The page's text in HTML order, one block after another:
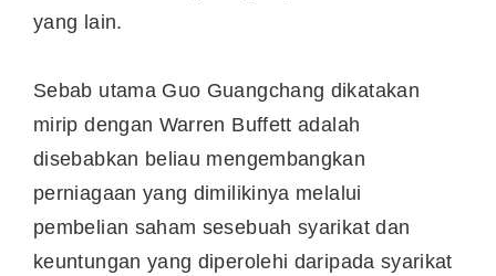
yang lain.
Sebab utama Guo Guangchang dikatakan
mirip dengan Warren Buffett adalah
disebabkan beliau mengembangkan
perniagaan yang dimilikinya melalui
pembelian saham sesebuah syarikat dan
keuntungan yang diperolehi daripada syarikat